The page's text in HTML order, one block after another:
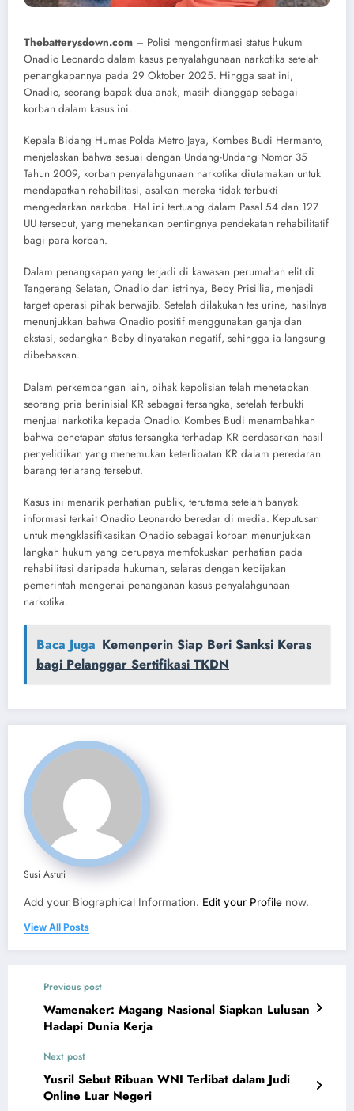
Thebatterysdown.com – Polisi mengonfirmasi status hukum
Onadio Leonardo dalam kasus penyalahgunaan narkotika setelah
penangkapannya pada 29 Oktober 2025. Hingga saat ini,
Onadio, seorang bapak dua anak, masih dianggap sebagai
korban dalam kasus ini.
Kepala Bidang Humas Polda Metro Jaya, Kombes Budi Hermanto,
menjelaskan bahwa sesuai dengan Undang-Undang Nomor 35
Tahun 2009, korban penyalahgunaan narkotika diutamakan untuk
mendapatkan rehabilitasi, asalkan mereka tidak terbukti
mengedarkan narkoba. Hal ini tertuang dalam Pasal 54 dan 127
UU tersebut, yang menekankan pentingnya pendekatan rehabilitatif
bagi para korban.
Dalam penangkapan yang terjadi di kawasan perumahan elit di
Tangerang Selatan, Onadio dan istrinya, Beby Prisillia, menjadi
target operasi pihak berwajib. Setelah dilakukan tes urine, hasilnya
menunjukkan bahwa Onadio positif menggunakan ganja dan
ekstasi, sedangkan Beby dinyatakan negatif, sehingga ia langsung
dibebaskan.
Dalam perkembangan lain, pihak kepolisian telah menetapkan
seorang pria berinisial KR sebagai tersangka, setelah terbukti
menjual narkotika kepada Onadio. Kombes Budi menambahkan
bahwa penetapan status tersangka terhadap KR berdasarkan hasil
penyelidikan yang menemukan keterlibatan KR dalam peredaran
barang terlarang tersebut.
Kasus ini menarik perhatian publik, terutama setelah banyak
informasi terkait Onadio Leonardo beredar di media. Keputusan
untuk mengklasifikasikan Onadio sebagai korban menunjukkan
langkah hukum yang berupaya memfokuskan perhatian pada
rehabilitasi daripada hukuman, selaras dengan kebijakan
pemerintah mengenai penanganan kasus penyalahgunaan
narkotika.
Baca Juga Kemenperin Siap Beri Sanksi Keras
bagi Pelanggar Sertifikasi TKDN
Susi Astuti
Add your Biographical Information. Edit your Profile now.
View All Posts
Previous post
Wamenaker: Magang Nasional Siapkan Lulusan
Hadapi Dunia Kerja
Next post
Yusril Sebut Ribuan WNI Terlibat dalam Judi
Online Luar Negeri